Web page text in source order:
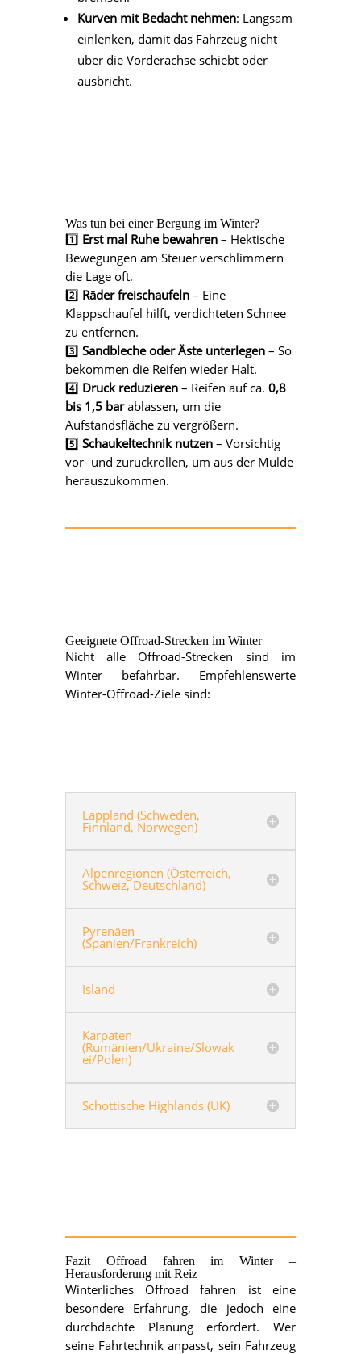
Kurven mit Bedacht nehmen: Langsam
einlenken, damit das Fahrzeug nicht
über die Vorderachse schiebt oder
ausbricht.
Was tun bei einer Bergung im Winter?
1️⃣ Erst mal Ruhe bewahren– Hektische
Bewegungen am Steuer verschlimmern
die Lage oft.
2️⃣ Räder freischaufeln– Eine
Klappschaufel hilft, verdichteten Schnee
zu entfernen.
3️⃣ Sandbleche oder Äste unterlegen– So
bekommen die Reifen wieder Halt.
4️⃣ Druck reduzieren– Reifen auf ca. 0,8
bis 1,5 barablassen, um die
Aufstandsfläche zu vergrößern.
5️⃣ Schaukeltechnik nutzen– Vorsichtig
vor- und zurückrollen, um aus der Mulde
herauszukommen.
Geeignete Offroad-Strecken im Winter
Nicht alle Offroad-Strecken sind im
Winter befahrbar. Empfehlenswerte
Winter-Offroad-Ziele sind:
Lappland (Schweden,
Finnland, Norwegen)
Alpenregionen (Österreich,
Schweiz, Deutschland)
Pyrenäen
(Spanien/Frankreich)
Island
Karpaten
(Rumänien/Ukraine/Slowak
ei/Polen)
Schottische Highlands (UK)
Fazit Offroad fahren im Winter –
Herausforderung mit Reiz
Winterliches Offroad fahren ist eine
besondere Erfahrung, die jedoch eine
durchdachte Planung erfordert. Wer
seine Fahrtechnik anpasst, sein Fahrzeug